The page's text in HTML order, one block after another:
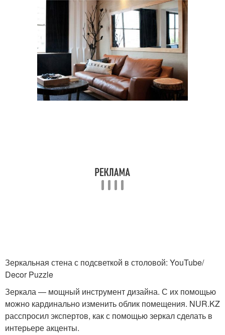
Зеркальная стена с подсветкой в столовой: YouTube/
Decor Puzzle
Зеркала — мощный инструмент дизайна. С их помощью
можно кардинально изменить облик помещения. NUR.KZ
расспросил экспертов, как с помощью зеркал сделать в
интерьере акценты.